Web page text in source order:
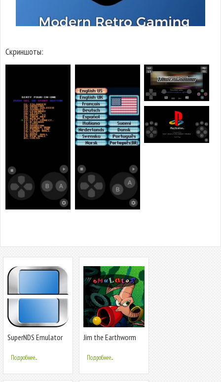
Скриншоты:
SuperNDS Emulator
Подробнее...
Jim the Earthworm
tips
Подробнее...